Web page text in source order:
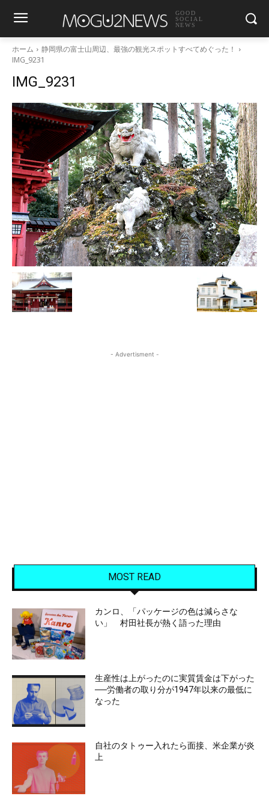
GOOD
SOCIAL
NEWS
ホーム
静岡県の富士山周辺、最強の観光スポットすべてめぐった！
IMG_9231
IMG_9231
- Advertisment -
MOST READ
カンロ、「パッケージの色は減らさな
い」 村田社長が熱く語った理由
生産性は上がったのに実質賃金は下がった
──労働者の取り分が1947年以来の最低に
なった
自社のタトゥー入れたら面接、米企業が炎
上